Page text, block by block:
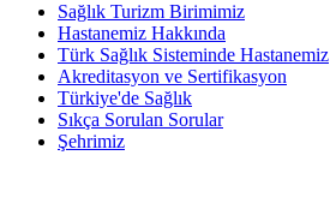
Sağlık Turizm Birimimiz
Hastanemiz Hakkında
Türk Sağlık Sisteminde Hastanemiz
Akreditasyon ve Sertifikasyon
Türkiye'de Sağlık
Sıkça Sorulan Sorular
Şehrimiz